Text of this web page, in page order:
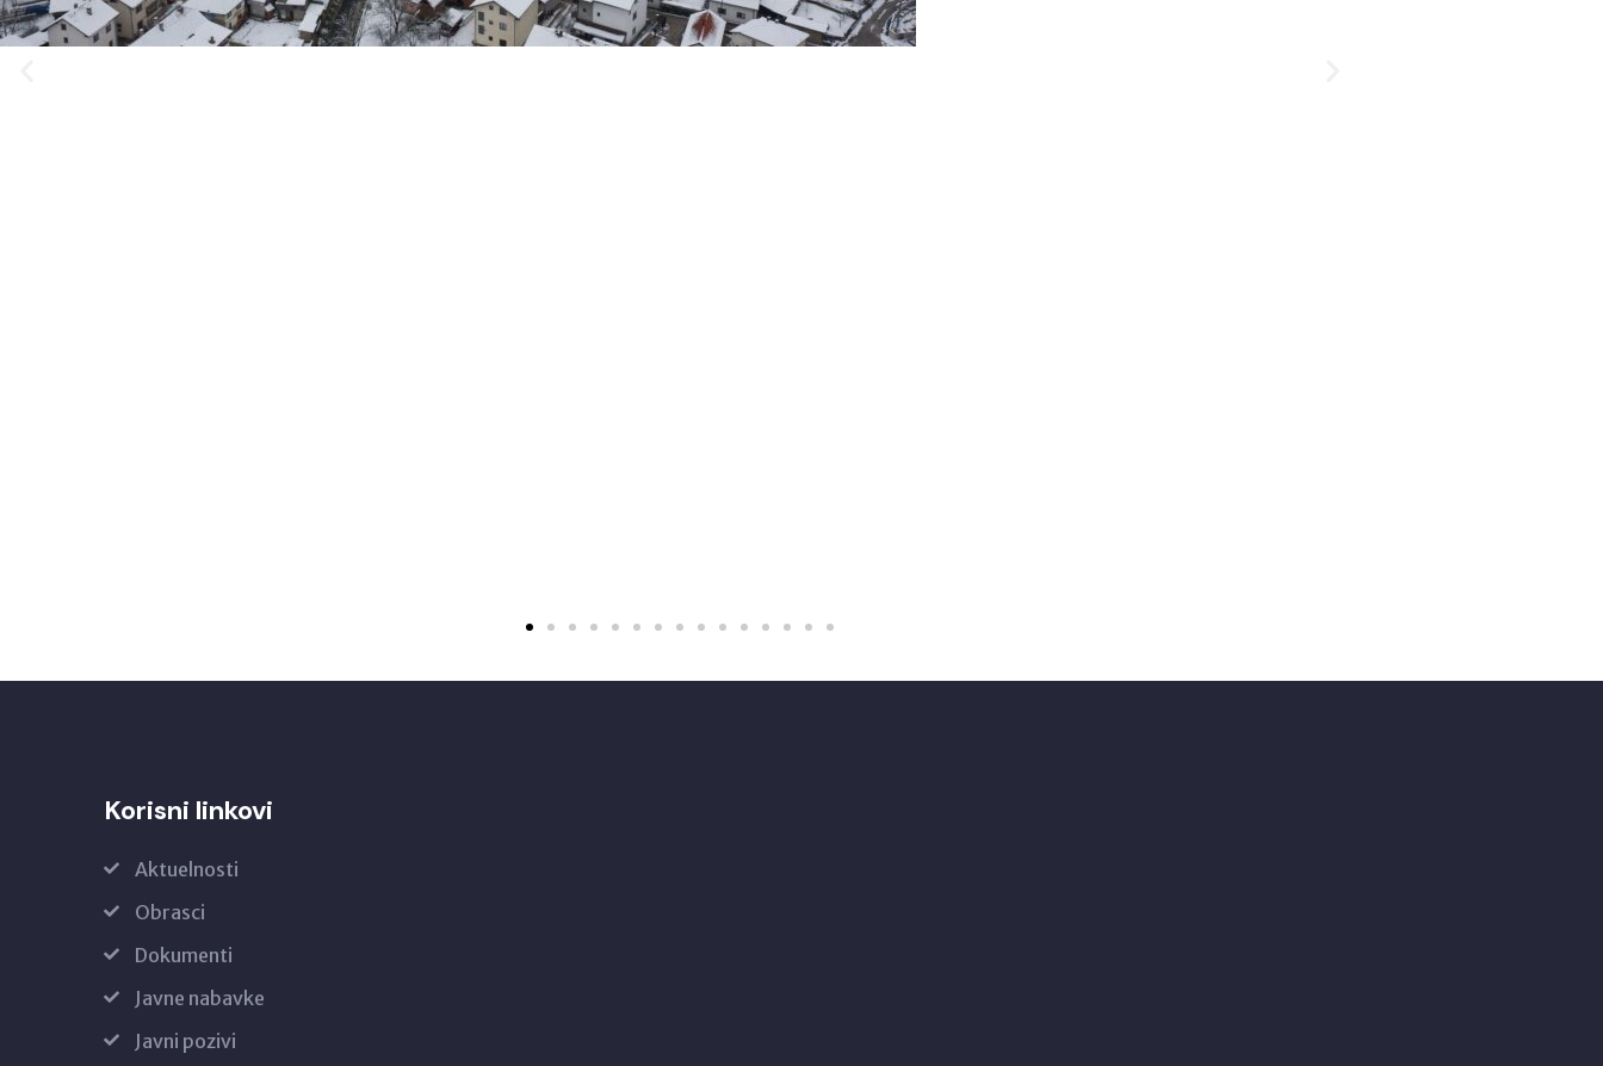
Korisni linkovi
Aktuelnosti
Obrasci
Dokumenti
Javne nabavke
Javni pozivi